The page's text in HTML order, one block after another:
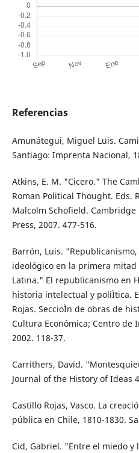
Referencias
Amunátegui, Miguel Luis.
Santiago: Imprenta Nacional,
Atkins, E. M. "Cicero." The
Roman Political Thought. Eds.
Malcolm Schofield.
Press, 2007. 477-516.
Barrón, Luis.
ideológico en la primera mitad
Latina." El republicanismo en
historia intelectual y poliÌtica.
Rojas. SeccioÌn de obras de
Cultura Económica; Centro de
2002. 118-37.
Carrithers, David.
Journal of the History of Ideas
Castillo Rojas, Vasco. La
pública en Chile, 1810-1830.
Cid, Gabriel. "Entre el miedo y